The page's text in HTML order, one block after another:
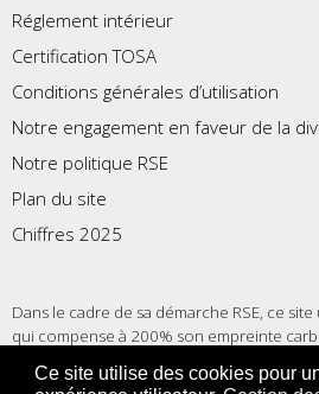
Ce site utilise des cookies pour
Réglement intérieur
Certification TOSA
Conditions générales d’utilisation
Notre engagement en faveur de la
Notre politique RSE
Plan du site
Chiffres 2025
Dans le cadre de sa démarche RSE, ce
qui compense à 200% son empreinte